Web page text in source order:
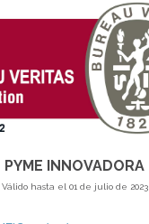
PYME INNOVADORA
Válido hasta el 01 de julio de 2023